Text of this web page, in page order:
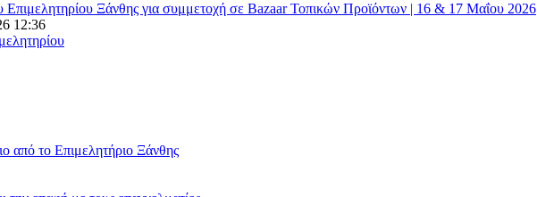
Ξάνθης για συμμετοχή σε Bazaar Τοπικών Προϊόντων | 16 & 17 Μαΐου 2026
12:36
από το Επιμελητήριο Ξάνθης